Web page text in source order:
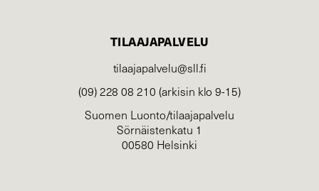
TILAAJAPALVELU
tilaajapalvelu@sll.fi
(09) 228 08 210 (arkisin klo 9-15)
Suomen Luonto/tilaajapalvelu
Sörnäistenkatu 1
00580 Helsinki